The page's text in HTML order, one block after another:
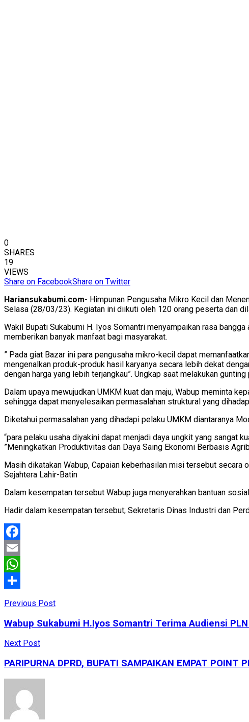
0
SHARES
19
VIEWS
Share on FacebookShare on Twitter
Hariansukabumi.com- Himpunan Pengusaha Mikro Kecil dan
Selasa (28/03/23). Kegiatan ini diikuti oleh 120 orang peserta dan
Wakil Bupati Sukabumi H. Iyos Somantri menyampaikan rasa
memberikan banyak manfaat bagi masyarakat.
” Pada giat Bazar ini para pengusaha mikro-kecil dapat
mengenalkan produk-produk hasil karyanya secara lebih dekat
dengan harga yang lebih terjangkau”. Ungkap saat melakukan
Dalam upaya mewujudkan UMKM kuat dan maju, Wabup meminta
sehingga dapat menyelesaikan permasalahan struktural yang
Diketahui permasalahan yang dihadapi pelaku UMKM diantaranya
“para pelaku usaha diyakini dapat menjadi daya ungkit yang sangat
”Meningkatkan Produktivitas dan Daya Saing Ekonomi Berbasis
Masih dikatakan Wabup, Capaian keberhasilan misi tersebut
Sejahtera Lahir-Batin
Dalam kesempatan tersebut Wabup juga menyerahkan bantuan
Hadir dalam kesempatan tersebut; Sekretaris Dinas Industri dan
Facebook
Email
WhatsApp
Previous Post
Wabup Sukabumi H.Iyos Somantri Terima Audiensi
Next Post
PARIPURNA DPRD, BUPATI SAMPAIKAN EMPAT POINT